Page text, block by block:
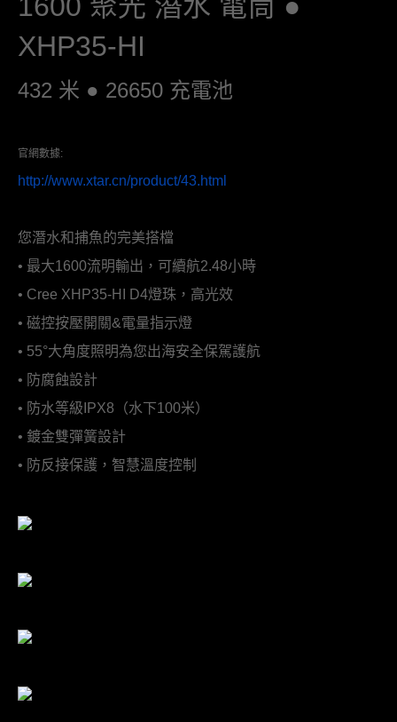
XHP35-HI
432 米 ● 26650 充電池
官網數據:
http://www.xtar.cn/product/43.html
您潛水和捕魚的完美搭檔
• 最大1600流明輸出，可續航2.48小時
• Cree XHP35-HI D4燈珠，高光效
• 磁控按壓開關&電量指示燈
• 55°大角度照明為您出海安全保駕護航
• 防腐蝕設計
• 防水等級IPX8（水下100米）
• 鍍金雙彈簧設計
• 防反接保護，智慧溫度控制